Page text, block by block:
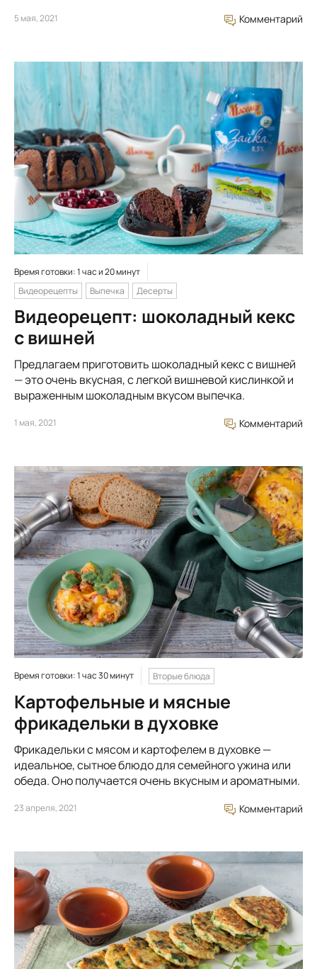
5 мая, 2021 Комментарий
Время готовки: 1 час и 20 минут
Видеорецепты
Выпечка Десерты
Видеорецепт: шоколадный кекс
с вишней
Предлагаем приготовить шоколадный кекс с вишней
— это очень вкусная, с легкой вишневой кислинкой и
выраженным шоколадным вкусом выпечка.
1 мая, 2021 Комментарий
Время готовки: 1 час 30 минут Вторые блюда
Картофельные и мясные
фрикадельки в духовке
Фрикадельки с мясом и картофелем в духовке —
идеальное, сытное блюдо для семейного ужина или
обеда. Оно получается очень вкусным и ароматными.
23 апреля, 2021 Комментарий